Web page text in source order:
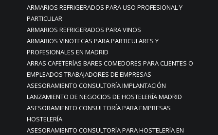
ARMARIOS REFRIGERADOS PARA USO PROFESIONAL Y
PARTICULAR
ARMARIOS REFRIGERADOS PARA VINOS
ARMARIOS VINOTECAS PARA PARTICULARES Y
PROFESIONALES EN MADRID
ARRAS CAFETERÍAS BARES COMEDORES PARA CLIENTES O
EMPLEADOS TRABAJADORES DE EMPRESAS
ASESORAMIENTO CONSULTORÍA IMPLANTACIÓN
LANZAMIENTO DE NEGOCIOS DE HOSTELERÍA MADRID
ASESORAMIENTO CONSULTORÍA PARA EMPRESAS
HOSTELERÍA
ASESORAMIENTO CONSULTORÍA PARA HOSTELERÍA EN